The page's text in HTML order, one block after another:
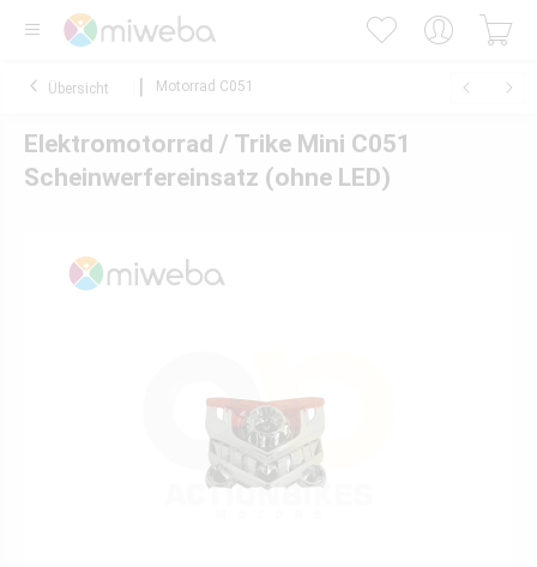
Übersicht Motorrad C051
Elektromotorrad / Trike Mini C051
Scheinwerfereinsatz (ohne LED)